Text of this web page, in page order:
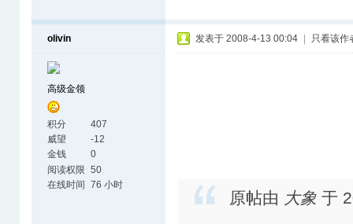
olivin
高级金领
积分
407
威望
-12
金钱
0
阅读权限 50
在线时间 76 小时
发表于 2008-4-13 00:04 只看该作
原帖由 大象 于